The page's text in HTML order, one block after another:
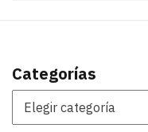
Categorías